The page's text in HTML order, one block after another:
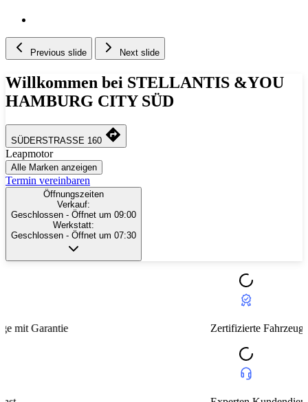
Previous slide Next slide
Willkommen bei STELLANTIS &YOU
HAMBURG CITY SÜD
SÜDERSTRASSE 160
Leapmotor
Alle Marken anzeigen
Termin vereinbaren
Öffnungszeiten
Verkauf:
Geschlossen - Öffnet um 09:00
Werkstatt:
Geschlossen - Öffnet um 07:30
Zertifizierte Fahrzeuge mit Garantie